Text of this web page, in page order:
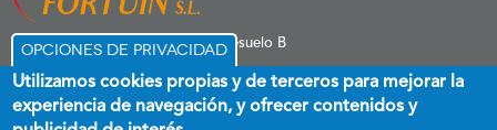
C/ Menéndez Pelayo 6 Entresuelo B
Opciones de privacidad
Utilizamos cookies propias y de terceros para mejorar la
experiencia de navegación, y ofrecer contenidos y